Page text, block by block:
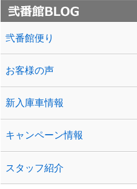
弐番館便り
お客様の声
新入庫車情報
キャンペーン情報
スタッフ紹介